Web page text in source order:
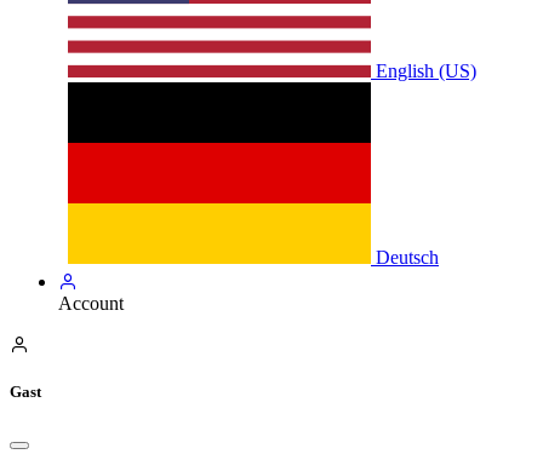
English (US)
Deutsch
Account
Gast